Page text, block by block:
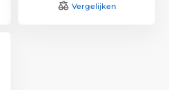
Vergelijken